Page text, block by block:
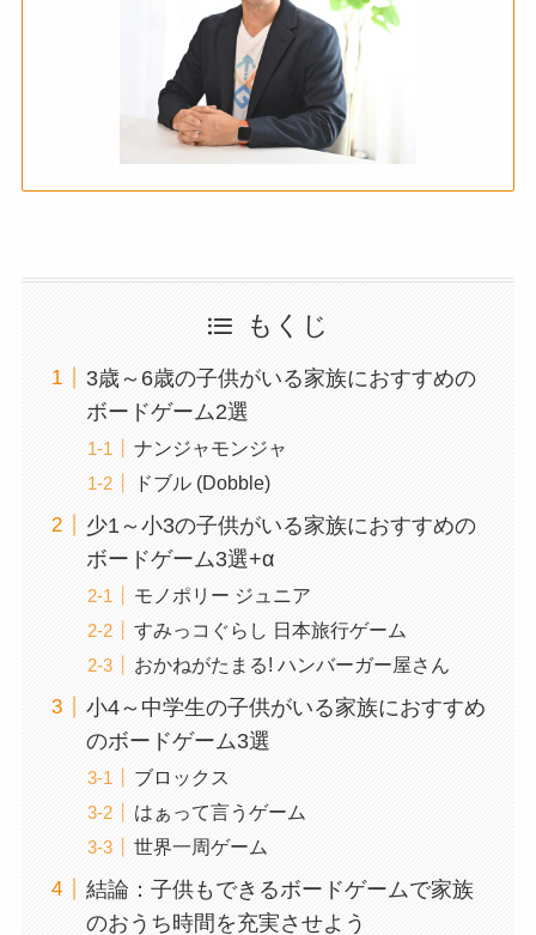
もくじ
3歳～6歳の子供がいる家族におすすめの
ボードゲーム2選
ナンジャモンジャ
ドブル (Dobble)
少1～小3の子供がいる家族におすすめの
ボードゲーム3選+α
モノポリー ジュニア
すみっコぐらし 日本旅行ゲーム
おかねがたまる! ハンバーガー屋さん
小4～中学生の子供がいる家族におすすめ
のボードゲーム3選
ブロックス
はぁって言うゲーム
世界一周ゲーム
結論：子供もできるボードゲームで家族
のおうち時間を充実させよう